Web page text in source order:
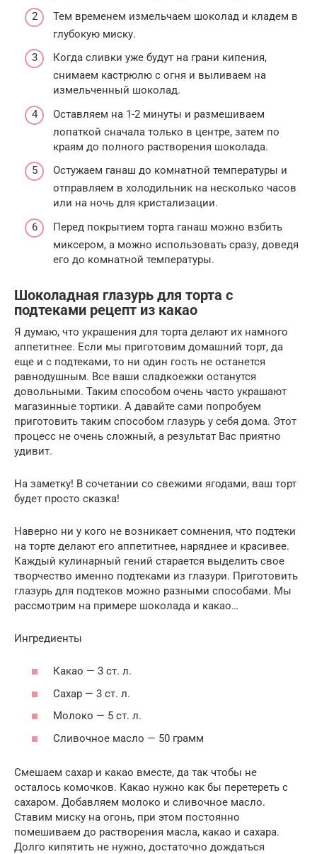
Тем временем измельчаем шоколад и кладем в
глубокую миску.
Когда сливки уже будут на грани кипения,
снимаем кастрюлю с огня и выливаем на
измельченный шоколад.
Оставляем на 1-2 минуты и размешиваем
лопаткой сначала только в центре, затем по
краям до полного растворения шоколада.
Остужаем ганаш до комнатной температуры и
отправляем в холодильник на несколько часов
или на ночь для кристализации.
Перед покрытием торта ганаш можно взбить
миксером, а можно использовать сразу, доведя
его до комнатной температуры.
Шоколадная глазурь для торта с
подтеками рецепт из какао
Я думаю, что украшения для торта делают их намного
аппетитнее. Если мы приготовим домашний торт, да
еще и с подтеками, то ни один гость не останется
равнодушным. Все ваши сладкоежки останутся
довольными. Таким способом очень часто украшают
магазинные тортики. А давайте сами попробуем
приготовить таким способом глазурь у себя дома. Этот
процесс не очень сложный, а результат Вас приятно
удивит.
На заметку! В сочетании со свежими ягодами, ваш торт
будет просто сказка!
Наверно ни у кого не возникает сомнения, что подтеки
на торте делают его аппетитнее, наряднее и красивее.
Каждый кулинарный гений старается выделить свое
творчество именно подтеками из глазури. Приготовить
глазурь для подтеков можно разными способами. Мы
рассмотрим на примере шоколада и какао…
Ингредиенты
Какао — 3 ст. л.
Сахар — 3 ст. л.
Молоко — 5 ст. л.
Сливочное масло — 50 грамм
Смешаем сахар и какао вместе, да так чтобы не
осталось комочков. Какао нужно как бы перетереть с
сахаром. Добавляем молоко и сливочное масло.
Ставим миску на огонь, при этом постоянно
помешиваем до растворения масла, какао и сахара.
Долго кипятить не нужно, достаточно дождаться